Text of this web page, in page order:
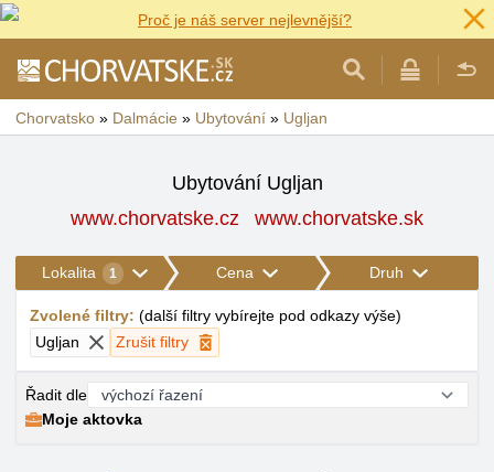
Proč je náš server nejlevnější?
Chorvatsko » Dalmácie » Ubytování » Ugljan
Ubytování Ugljan
www.chorvatske.cz
www.chorvatske.sk
Lokalita 1 Cena Druh
Zvolené filtry: (další filtry vybírejte pod odkazy výše)
Ugljan
Zrušit filtry
Řadit dle
Moje aktovka